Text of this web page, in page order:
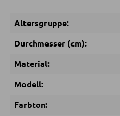
Sitzsäcke
SCHLAFEN
Altersgruppe:
Durchmesser (cm):
Material:
Modell:
Farbton: